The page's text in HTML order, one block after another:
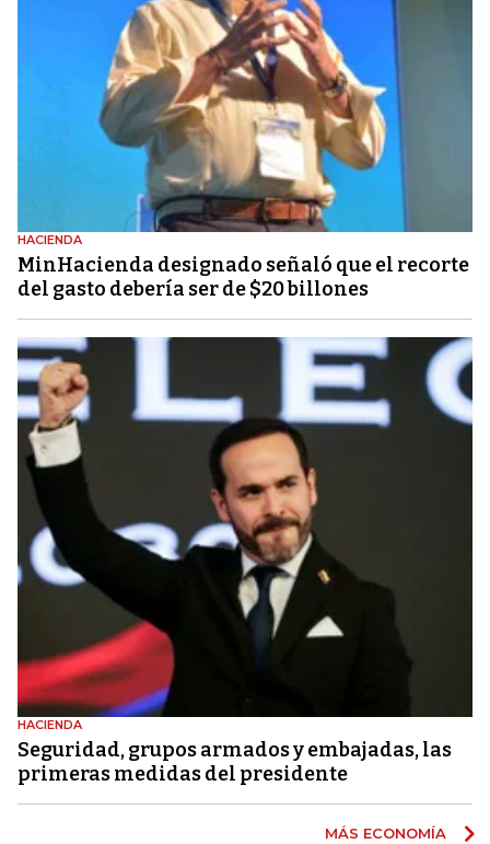
HACIENDA
MinHacienda designado señaló que el recorte
del gasto debería ser de $20 billones
HACIENDA
Seguridad, grupos armados y embajadas, las
primeras medidas del presidente
MÁS ECONOMÍA